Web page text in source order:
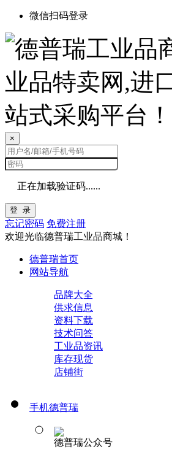
微信扫码登录
×
正在加载验证码......
登 录
忘记密码 免费注册
欢迎光临德普瑞工业品商城！
德普瑞首页
网站导航
品牌大全
供求信息
资料下载
技术问答
工业品资讯
库存现货
店铺街
手机德普瑞
德普瑞公众号